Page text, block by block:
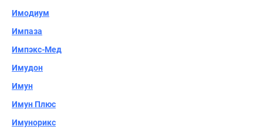
Имодиум
Импаза
Импэкс-Мед
Имудон
Имун
Имун Плюс
Имунорикс